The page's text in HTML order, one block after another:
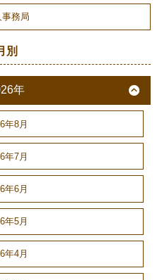
務局
別
年
年8月
年7月
年6月
年5月
年4月